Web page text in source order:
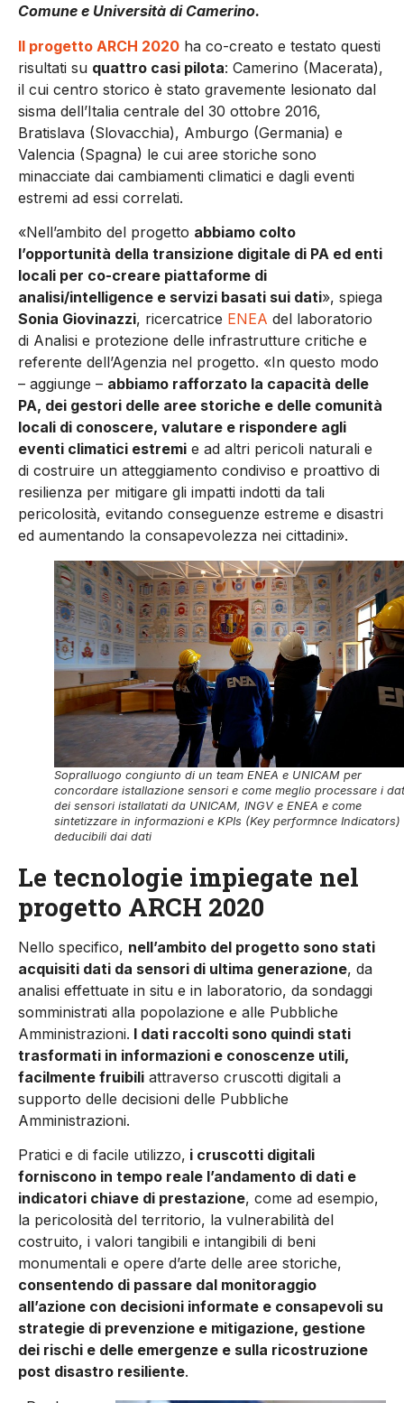
Comune e Università di Camerino.
Il progetto ARCH 2020 ha co-creato e testato questi
risultati su quattro casi pilota: Camerino (Macerata),
il cui centro storico è stato gravemente lesionato dal
sisma dell’Italia centrale del 30 ottobre 2016,
Bratislava (Slovacchia), Amburgo (Germania) e
Valencia (Spagna) le cui aree storiche sono
minacciate dai cambiamenti climatici e dagli eventi
estremi ad essi correlati.
«Nell’ambito del progetto abbiamo colto
l’opportunità della transizione digitale di PA ed enti
locali per co-creare piattaforme di
analisi/intelligence e servizi basati sui dati», spiega
Sonia Giovinazzi, ricercatrice ENEA del laboratorio
di Analisi e protezione delle infrastrutture critiche e
referente dell’Agenzia nel progetto. «In questo modo
– aggiunge – abbiamo rafforzato la capacità delle
PA, dei gestori delle aree storiche e delle comunità
locali di conoscere, valutare e rispondere agli
eventi climatici estremi e ad altri pericoli naturali e
di costruire un atteggiamento condiviso e proattivo di
resilienza per mitigare gli impatti indotti da tali
pericolosità, evitando conseguenze estreme e disastri
ed aumentando la consapevolezza nei cittadini».
Sopralluogo congiunto di un team ENEA e UNICAM per
concordare istallazione sensori e come meglio processare i
dei sensori istallatati da UNICAM, INGV e ENEA e come
sintetizzare in informazioni e KPIs (Key performnce Indicators)
deducibili dai dati
Le tecnologie impiegate nel
progetto ARCH 2020
Nello specifico, nell’ambito del progetto sono stati
acquisiti dati da sensori di ultima generazione, da
analisi effettuate in situ e in laboratorio, da sondaggi
somministrati alla popolazione e alle Pubbliche
Amministrazioni. I dati raccolti sono quindi stati
trasformati in informazioni e conoscenze utili,
facilmente fruibili attraverso cruscotti digitali a
supporto delle decisioni delle Pubbliche
Amministrazioni.
Pratici e di facile utilizzo, i cruscotti digitali
forniscono in tempo reale l’andamento di dati e
indicatori chiave di prestazione, come ad esempio,
la pericolosità del territorio, la vulnerabilità del
costruito, i valori tangibili e intangibili di beni
monumentali e opere d’arte delle aree storiche,
consentendo di passare dal monitoraggio
all’azione con decisioni informate e consapevoli su
strategie di prevenzione e mitigazione, gestione
dei rischi e delle emergenze e sulla ricostruzione
post disastro resiliente.